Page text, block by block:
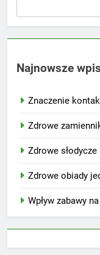
Najnowsze
Znaczenie
Zdrowe
Zdrowe
Zdrowe obiady
Wpływ zabawy